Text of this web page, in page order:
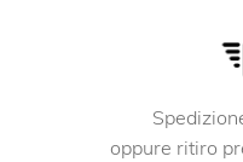
oppure ritiro